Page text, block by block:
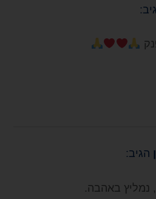
הגיב:
נמליץ באהבה.